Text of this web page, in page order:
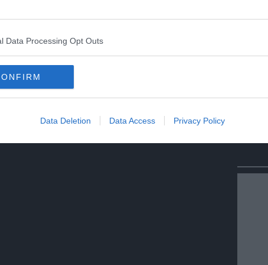
Data Processing Opt Outs
Data Deletion Data Access Privacy Policy